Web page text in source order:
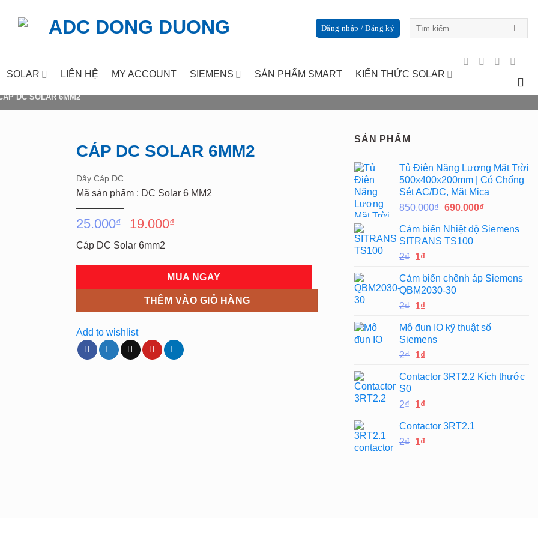
Đăng nhập / Đăng ký
SOLAR LIÊN HỆ MY ACCOUNT SIEMENS SẢN PHẨM SMART KIẾN THỨC SOLAR
DC SOLAR 6MM2
CÁP DC SOLAR 6MM2
Dây Cáp DC
Mã sản phẩm : DC Solar 6 MM2
25.000₫
Giá
là:
25.000₫.
19.000₫Giá
là:
19.000₫.
Cáp DC Solar 6mm2
MUA NGAY
THÊM VÀO GIỎ HÀNG
Add to wishlist
SẢN PHẨM
Tủ Điện Năng Lượng Mặt Trời
500x400x200mm | Có Chống
Sét AC/DC, Mặt Mica
850.000₫ Giá
là:
850.000₫.
690.000₫Giá
tại
Cảm biến Nhiệt độ Siemens
SITRANS TS100
2₫ Giá
là:
2₫.
1₫Giá
tại
là:
1₫.
Cảm biến chênh áp Siemens
QBM2030-30
2₫ Giá
là:
2₫.
1₫Giá
tại
là:
1₫.
Mô đun IO kỹ thuật số
Siemens
2₫ Giá
là:
1₫Giá
tại
1₫.
Contactor 3RT2.2 Kích thước
S0
2₫ Giá
là:
2₫.
1₫Giá
tại
là:
Contactor 3RT2.1
2₫ Giá
1₫Giá